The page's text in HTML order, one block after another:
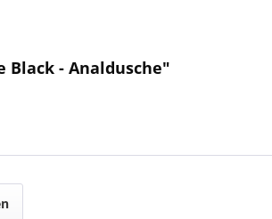
Black - Analdusche"